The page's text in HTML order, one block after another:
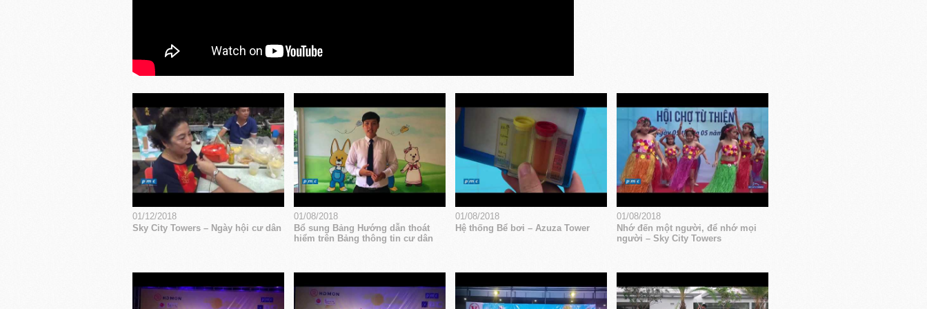
01/12/2018
Sky City Towers – Ngày hội cư dân
01/08/2018
Bổ sung Bảng Hướng dẫn thoát
hiểm trên Bảng thông tin cư dân
01/08/2018
Hệ thống Bể bơi – Azuza Tower
01/08/2018
Nhớ đến một người, để nhớ mọi
người – Sky City Towers